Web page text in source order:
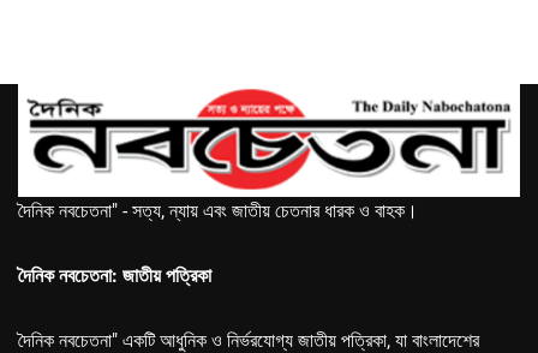
দৈনিক নবচেতনা" - সত্য, ন্যায় এবং জাতীয় চেতনার ধারক ও বাহক।
দৈনিক নবচেতনা: জাতীয় পত্রিকা
দৈনিক নবচেতনা" একটি আধুনিক ও নির্ভরযোগ্য জাতীয় পত্রিকা, যা বাংলাদেশের